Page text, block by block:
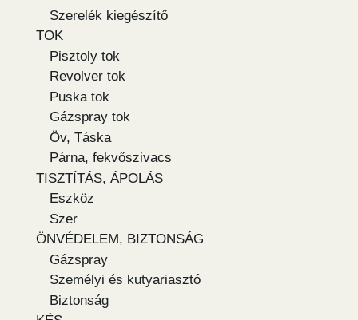
Szerelék kiegészítő
TOK
Pisztoly tok
Revolver tok
Puska tok
Gázspray tok
Öv, Táska
Párna, fekvőszivacs
TISZTÍTÁS, ÁPOLÁS
Eszköz
Szer
ÖNVÉDELEM, BIZTONSÁG
Gázspray
Személyi és kutyariasztó
Biztonság